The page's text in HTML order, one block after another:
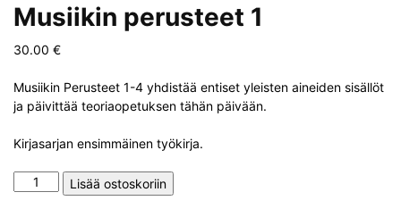
Musiikin perusteet 1
30.00 €
Musiikin Perusteet 1-4 yhdistää entiset yleisten aineiden sisällöt
ja päivittää teoriaopetuksen tähän päivään.
Kirjasarjan ensimmäinen työkirja.
Musiikin
perusteet
Lisää ostoskoriin